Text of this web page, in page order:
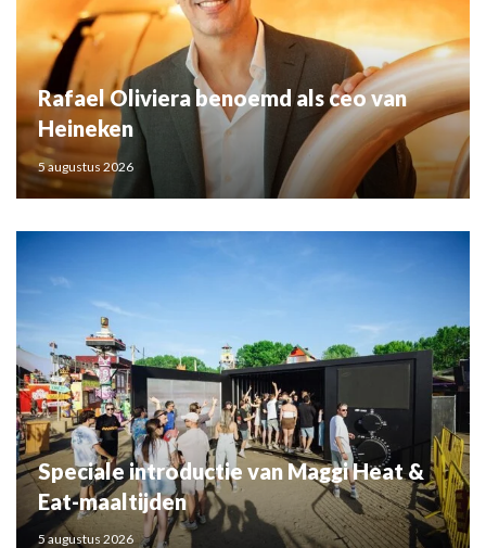
Rafael Oliviera benoemd als ceo van
Heineken
5 augustus 2026
Speciale introductie van Maggi Heat &
Eat-maaltijden
5 augustus 2026